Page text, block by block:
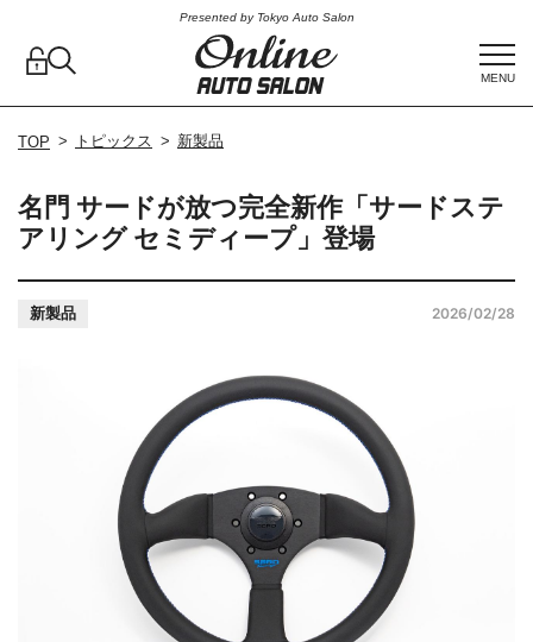
Presented by Tokyo Auto Salon
MENU
TOP トピックス 新製品
名門 サードが放つ完全新作「サードステ
アリング セミディープ」登場
新製品 2026/02/28